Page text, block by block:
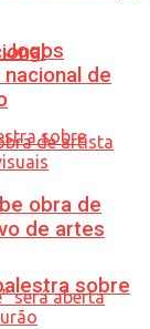
sobre
Jogos
de
obra de
de artes